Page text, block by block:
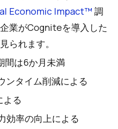
Economic Impact™ 調
業がCogniteを導入した
られます。
間は6か月未満
ンタイム削減による
よる
効率の向上による